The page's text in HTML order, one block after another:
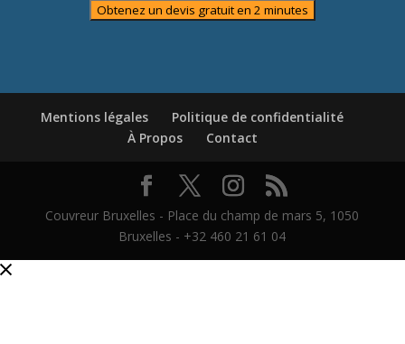
Obtenez un devis gratuit en 2 minutes
Mentions légales
Politique de confidentialité
À Propos
Contact
Couvreur Bruxelles - Place du champ de mars 5, 1050
Bruxelles - +32 460 21 61 04